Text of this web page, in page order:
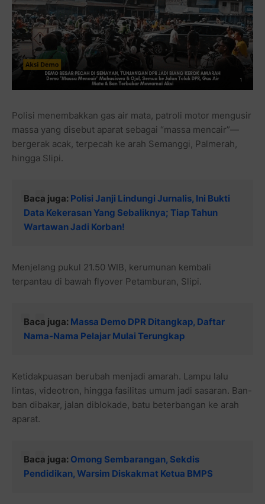
Polisi menembakkan gas air mata, patroli motor mengusir
massa yang disebut aparat sebagai “massa mencair”—
bergerak acak, terpecah ke arah Semanggi, Palmerah,
hingga Slipi.
Baca juga: Polisi Janji Lindungi Jurnalis, Ini Bukti
Data Kekerasan Yang Sebaliknya; Tiap Tahun
Wartawan Jadi Korban!
Menjelang pukul 21.50 WIB, kerumunan kembali
terpantau di bawah flyover Petamburan, Slipi.
Baca juga: Massa Demo DPR Ditangkap, Daftar
Nama-Nama Pelajar Mulai Terungkap
Ketidakpuasan berubah menjadi amarah. Lampu lalu
lintas, videotron, hingga fasilitas umum jadi sasaran. Ban-
ban dibakar, jalan diblokade, batu beterbangan ke arah
aparat.
Baca juga: Omong Sembarangan, Sekdis
Pendidikan, Warsim Diskakmat Ketua BMPS